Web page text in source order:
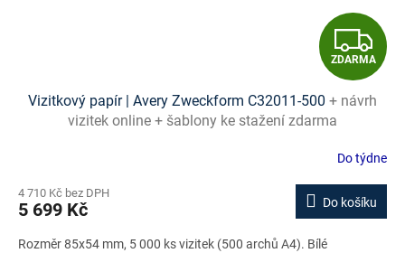
Z
D
A
R
M
A
ZDARMA
Vizitkový papír | Avery Zweckform C32011-500 + návrh
vizitek online + šablony ke stažení zdarma
Do týdne
4 710 Kč bez DPH
5 699 Kč Do košíku
Rozměr 85x54 mm, 5 000 ks vizitek (500 archů A4). Bílé